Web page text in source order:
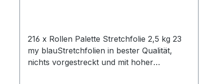
216 x Rollen Palette Stretchfolie 2,5 kg 23
my blauStretchfolien in bester Qualität,
nichts vorgestreckt und mit hoher